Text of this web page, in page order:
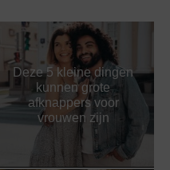
Deze 5 kleine dingen
kunnen grote
afknappers voor
vrouwen zijn